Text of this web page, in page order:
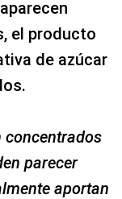
el producto
de azúcar
concentrados
parecer
aportan